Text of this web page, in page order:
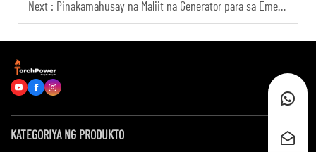
Next : Pinakamahusay na Maliit na Generator para sa Emergency Backup
KATEGORIYA NG PRODUKTO